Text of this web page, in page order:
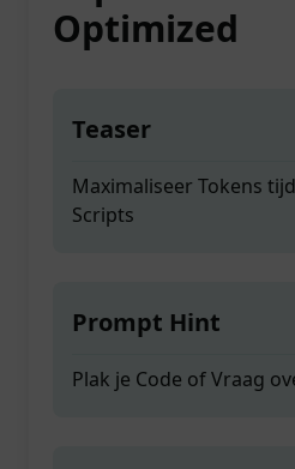
Optimized
Teaser
Maximaliseer Tokens
Scripts
Prompt Hint
Plak je Code of Vraag